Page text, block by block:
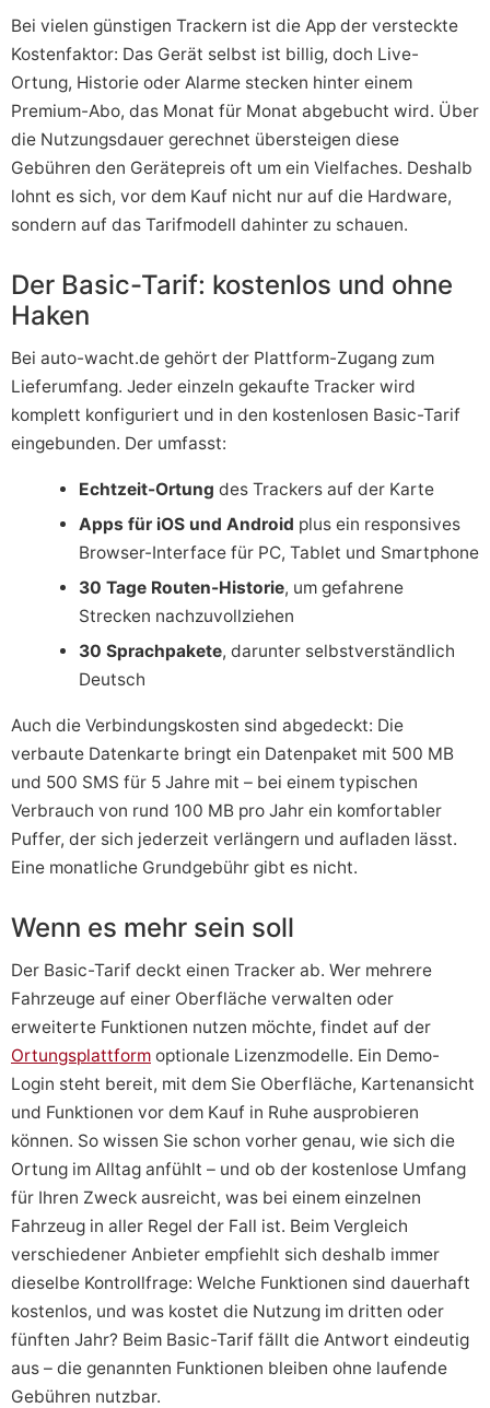
Bei vielen günstigen Trackern ist die App der versteckte
Kostenfaktor: Das Gerät selbst ist billig, doch Live-
Ortung, Historie oder Alarme stecken hinter einem
Premium-Abo, das Monat für Monat abgebucht wird. Über
die Nutzungsdauer gerechnet übersteigen diese
Gebühren den Gerätepreis oft um ein Vielfaches. Deshalb
lohnt es sich, vor dem Kauf nicht nur auf die Hardware,
sondern auf das Tarifmodell dahinter zu schauen.
Der Basic-Tarif: kostenlos und ohne
Haken
Bei auto-wacht.de gehört der Plattform-Zugang zum
Lieferumfang. Jeder einzeln gekaufte Tracker wird
komplett konfiguriert und in den kostenlosen Basic-Tarif
eingebunden. Der umfasst:
Echtzeit-Ortung des Trackers auf der Karte
Apps für iOS und Android plus ein responsives
Browser-Interface für PC, Tablet und Smartphone
30 Tage Routen-Historie, um gefahrene
Strecken nachzuvollziehen
30 Sprachpakete, darunter selbstverständlich
Deutsch
Auch die Verbindungskosten sind abgedeckt: Die
verbaute Datenkarte bringt ein Datenpaket mit 500 MB
und 500 SMS für 5 Jahre mit – bei einem typischen
Verbrauch von rund 100 MB pro Jahr ein komfortabler
Puffer, der sich jederzeit verlängern und aufladen lässt.
Eine monatliche Grundgebühr gibt es nicht.
Wenn es mehr sein soll
Der Basic-Tarif deckt einen Tracker ab. Wer mehrere
Fahrzeuge auf einer Oberfläche verwalten oder
erweiterte Funktionen nutzen möchte, findet auf der
Ortungsplattform optionale Lizenzmodelle. Ein Demo-
Login steht bereit, mit dem Sie Oberfläche, Kartenansicht
und Funktionen vor dem Kauf in Ruhe ausprobieren
können. So wissen Sie schon vorher genau, wie sich die
Ortung im Alltag anfühlt – und ob der kostenlose Umfang
für Ihren Zweck ausreicht, was bei einem einzelnen
Fahrzeug in aller Regel der Fall ist. Beim Vergleich
verschiedener Anbieter empfiehlt sich deshalb immer
dieselbe Kontrollfrage: Welche Funktionen sind dauerhaft
kostenlos, und was kostet die Nutzung im dritten oder
fünften Jahr? Beim Basic-Tarif fällt die Antwort eindeutig
aus – die genannten Funktionen bleiben ohne laufende
Gebühren nutzbar.